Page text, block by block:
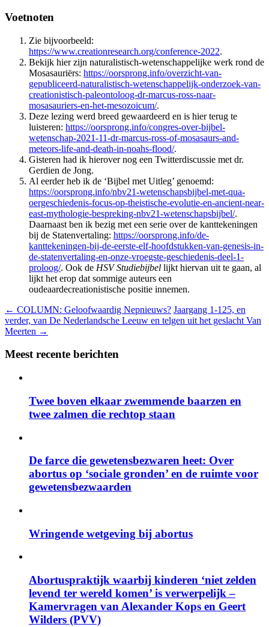
Voetnoten
Zie bijvoorbeeld:
https://www.creationresearch.org/conference-2022.
Bekijk hier zijn naturalistisch-wetenschappelijke werk rond de
Mosasauriërs: https://oorsprong.info/overzicht-van-
gepubliceerd-naturalistisch-wetenschappelijk-onderzoek-van-
creationistisch-paleontoloog-dr-marcus-ross-naar-
mosasauriers-en-het-mesozoicum/.
Deze lezing werd breed gewaardeerd en is hier terug te
luisteren: https://oorsprong.info/congres-over-bijbel-
wetenschap-2021-11-dr-marcus-ross-of-mosasaurs-and-
meteors-life-and-death-in-noahs-flood/.
Gisteren had ik hierover nog een Twitterdiscussie met dr.
Gerdien de Jong.
Al eerder heb ik de ‘Bijbel met Uitleg’ genoemd:
https://oorsprong.info/nbv21-wetenschapsbijbel-met-qua-
oergeschiedenis-focus-op-theistische-evolutie-en-ancient-near-
east-mythologie-bespreking-nbv21-wetenschapsbijbel/.
Daarnaast ben ik bezig met een serie over de kanttekeningen
bij de Statenvertaling: https://oorsprong.info/de-
kanttekeningen-bij-de-eerste-elf-hoofdstukken-van-genesis-in-
de-statenvertaling-en-onze-vroegste-geschiedenis-deel-1-
proloog/. Ook de HSV Studiebijbel lijkt hiervan uit te gaan, al
lijkt het erop dat sommige auteurs een
oudeaardecreationistische positie innemen.
← COLUMN: Geloofwaardig Nepnieuws? Jaargang 1-125, en
verder, van De Nederlandsche Leeuw en telgen uit het geslacht Van
Meerten →
Meest recente berichten
Twee boven elkaar zwemmende baarzen en
twee zalmen die rechtop staan
De farce die gewetensbezwaren heet: Over
abortus op ‘sociale gronden’ en de ruimte voor
gewetensbezwaarden
Wringende wetgeving bij abortus
Abortuspraktijk waarbij kinderen ‘niet zelden
levend ter wereld komen’ is verwerpelijk –
Kamervragen van Alexander Kops en Geert
Wilders (PVV)